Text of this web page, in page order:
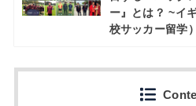
ー』とは？ ~イ
校サッカー留学